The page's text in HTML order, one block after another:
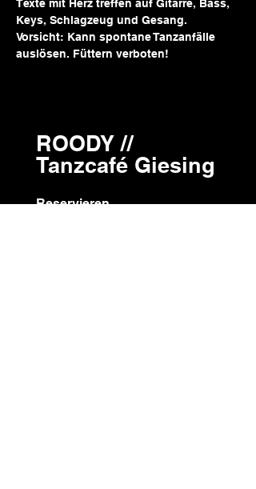
Texte mit Herz treffen auf Gitarre, Bass,
Keys, Schlagzeug und Gesang.
Vorsicht: Kann spontane Tanzanfälle
auslösen. Füttern verboten!
Reservieren
ROODY //
Tanzcafé Giesing